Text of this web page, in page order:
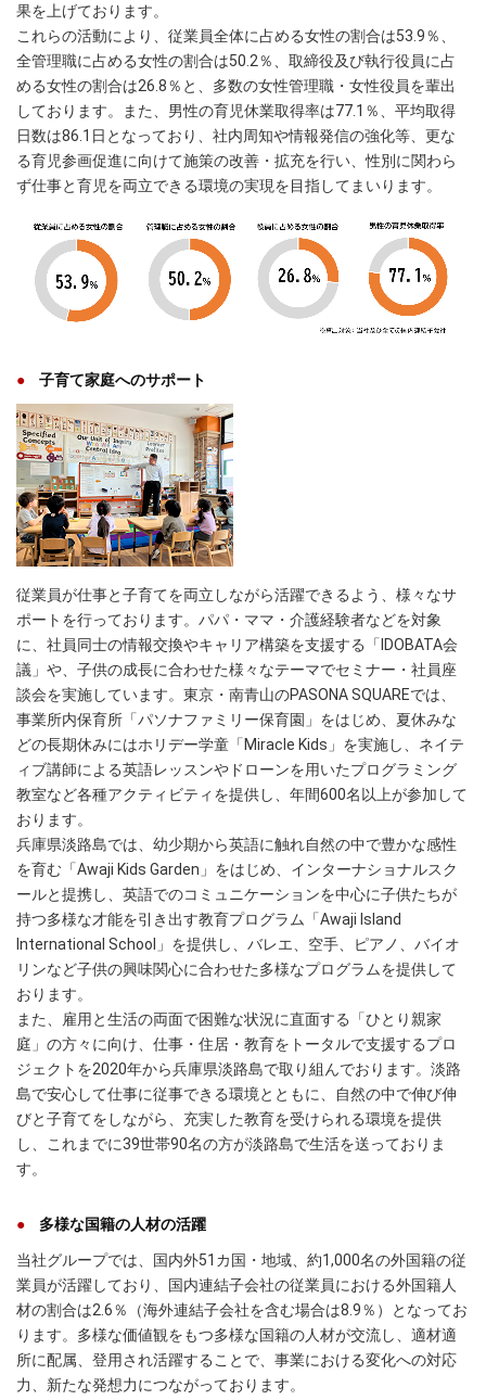
果を上げております。
これらの活動により、従業員全体に占める女性の割合は53.9％、
全管理職に占める女性の割合は50.2％、取締役及び執行役員に占
める女性の割合は26.8％と、多数の女性管理職・女性役員を輩出
しております。また、男性の育児休業取得率は77.1％、平均取得
日数は86.1日となっており、社内周知や情報発信の強化等、更な
る育児参画促進に向けて施策の改善・拡充を行い、性別に関わら
ず仕事と育児を両立できる環境の実現を目指してまいります。
子育て家庭へのサポート
従業員が仕事と子育てを両立しながら活躍できるよう、様々なサ
ポートを行っております。パパ・ママ・介護経験者などを対象
に、社員同士の情報交換やキャリア構築を支援する「IDOBATA会
議」や、子供の成長に合わせた様々なテーマでセミナー・社員座
談会を実施しています。東京・南青山のPASONA SQUAREでは、
事業所内保育所「パソナファミリー保育園」をはじめ、夏休みな
どの長期休みにはホリデー学童「Miracle Kids」を実施し、ネイテ
ィブ講師による英語レッスンやドローンを用いたプログラミング
教室など各種アクティビティを提供し、年間600名以上が参加して
おります。
兵庫県淡路島では、幼少期から英語に触れ自然の中で豊かな感性
を育む「Awaji Kids Garden」をはじめ、インターナショナルスク
ールと提携し、英語でのコミュニケーションを中心に子供たちが
持つ多様な才能を引き出す教育プログラム「Awaji Island
International School」を提供し、バレエ、空手、ピアノ、バイオ
リンなど子供の興味関心に合わせた多様なプログラムを提供して
おります。
また、雇用と生活の両面で困難な状況に直面する「ひとり親家
庭」の方々に向け、仕事・住居・教育をトータルで支援するプロ
ジェクトを2020年から兵庫県淡路島で取り組んでおります。淡路
島で安心して仕事に従事できる環境とともに、自然の中で伸び伸
びと子育てをしながら、充実した教育を受けられる環境を提供
し、これまでに39世帯90名の方が淡路島で生活を送っておりま
す。
多様な国籍の人材の活躍
当社グループでは、国内外51カ国・地域、約1,000名の外国籍の従
業員が活躍しており、国内連結子会社の従業員における外国籍人
材の割合は2.6％（海外連結子会社を含む場合は8.9％）となってお
ります。多様な価値観をもつ多様な国籍の人材が交流し、適材適
所に配属、登用され活躍することで、事業における変化への対応
力、新たな発想力につながっております。